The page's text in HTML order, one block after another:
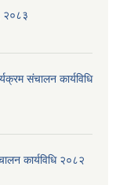
२०८३
संचालन कार्यविधि
कार्यविधि २०८२